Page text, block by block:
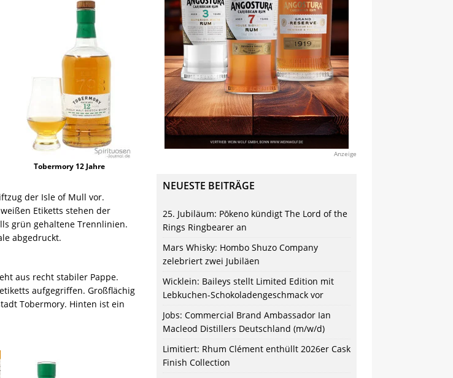
Tobermory 12 Jahre
der Isle of Mull vor.
Etiketts stehen der
grün gehaltene Trennlinien.
abgedruckt.
aus recht stabiler Pappe.
aufgegriffen. Großflächig
Tobermory. Hinten ist ein
Anzeige
NEUESTE BEITRÄGE
25. Jubiläum: Pōkeno kündigt The Lord of the
Rings Ringbearer an
Mars Whisky: Hombo Shuzo Company
zelebriert zwei Jubiläen
Wicklein: Baileys stellt Limited Edition mit
Lebkuchen-Schokoladengeschmack vor
Jobs: Commercial Brand Ambassador Ian
Macleod Distillers Deutschland (m/w/d)
Limitiert: Rhum Clément enthüllt 2026er Cask
Finish Collection